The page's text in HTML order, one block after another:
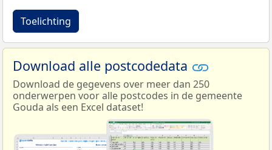
Toelichting
Download alle postcodedata
Download de gegevens over meer dan 250
onderwerpen voor alle postcodes in de gemeente
Gouda als een Excel dataset!